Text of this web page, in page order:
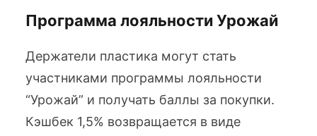
Программа лояльности Урожай
Держатели пластика могут стать
участниками программы лояльности
“Урожай” и получать баллы за покупки.
Кэшбек 1,5% возвращается в виде